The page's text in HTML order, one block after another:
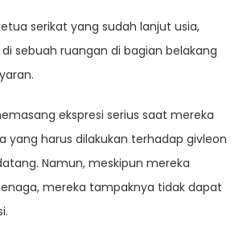
serikat yang sudah lanjut usia,
sebuah ruangan di bagian belakang
ekspresi serius saat mereka
yang harus dilakukan terhadap givleon
Namun, meskipun mereka
mereka tampaknya tidak dapat